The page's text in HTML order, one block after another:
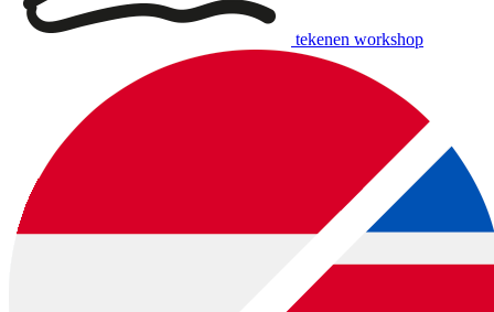
tekenen workshop